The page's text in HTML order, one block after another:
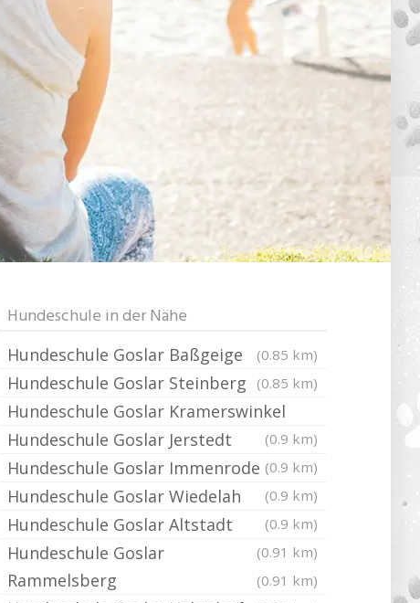
Hundeschule in der Nähe
Hundeschule Goslar Baßgeige (0.85 km)
Hundeschule Goslar Steinberg (0.85 km)
Hundeschule Goslar Kramerswinkel
(0.9 km)
Hundeschule Goslar Jerstedt
(0.9 km)
Hundeschule Goslar Immenrode
(0.9 km)
Hundeschule Goslar Wiedelah
(0.9 km)
Hundeschule Goslar Altstadt
(0.91 km)
Hundeschule Goslar
Rammelsberg
(0.91 km)